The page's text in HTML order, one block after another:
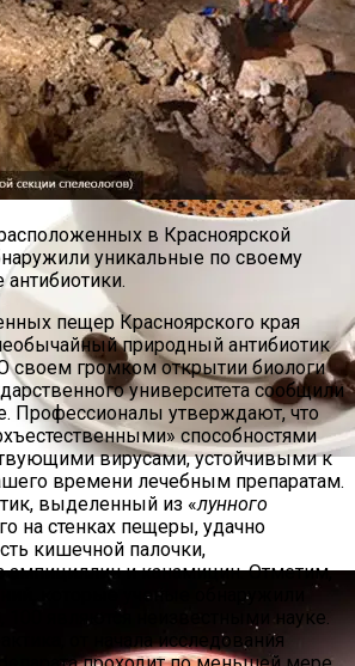
Депрессии
Употребление Фруктов
В Борьбе С Диабетом —
в Красноярской
уникальные по своему
пещер Красноярского края
природный антибиотик
своем громком открытии биологи
университета сообщили
Профессионалы утверждают, что
способностями
вирусами, устойчивыми к
времени лечебным препаратам.
выделенный из «лунного
на стенках пещеры, удачно
кишечной палочки,
ампициллин и канамицин. Отметим,
которые ученые обнаружили
», 100 являются неизвестными науке.
от начала исследования